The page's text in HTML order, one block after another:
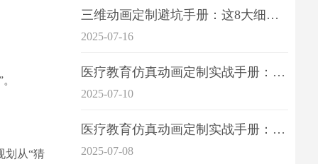
划从“猜
三维动画定制避坑手册：这8大细节重点关注
2025-07-16
医疗教育仿真动画定制实战手册：击破传统医学教育7大痛点
2025-07-10
医疗教育仿真动画定制实战手册：解决传统教学的7大痛点
2025-07-08